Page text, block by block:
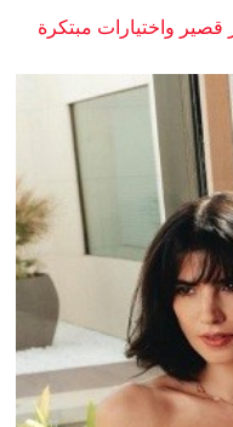
واختيارات مبتكرة